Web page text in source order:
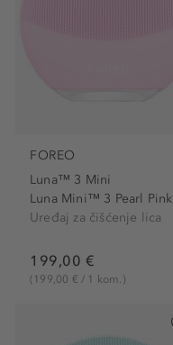
FOREO
Luna™ 3 Mini
Luna Mini™ 3 Pearl Pink
Uređaj za čišćenje lica
199,00 €
(199,00 € / 1 kom.)